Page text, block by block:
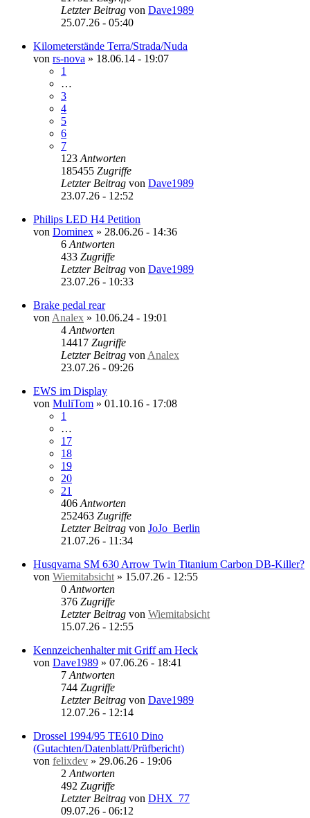
Letzter Beitrag von Dave1989
25.07.26 - 05:40
Kilometerstände Terra/Strada/Nuda
von rs-nova » 18.06.14 - 19:07
1
…
3
4
5
6
7
123 Antworten
185455 Zugriffe
Letzter Beitrag von Dave1989
23.07.26 - 12:52
Philips LED H4 Petition
von Dominex » 28.06.26 - 14:36
6 Antworten
433 Zugriffe
Letzter Beitrag von Dave1989
23.07.26 - 10:33
Brake pedal rear
von Analex » 10.06.24 - 19:01
4 Antworten
14417 Zugriffe
Letzter Beitrag von Analex
23.07.26 - 09:26
EWS im Display
von MuliTom » 01.10.16 - 17:08
1
…
17
18
19
20
21
406 Antworten
252463 Zugriffe
Letzter Beitrag von JoJo_Berlin
21.07.26 - 11:34
Husqvarna SM 630 Arrow Twin Titanium Carbon DB-Killer?
von Wiemitabsicht » 15.07.26 - 12:55
0 Antworten
376 Zugriffe
Letzter Beitrag von Wiemitabsicht
15.07.26 - 12:55
Kennzeichenhalter mit Griff am Heck
von Dave1989 » 07.06.26 - 18:41
7 Antworten
744 Zugriffe
Letzter Beitrag von Dave1989
12.07.26 - 12:14
Drossel 1994/95 TE610 Dino
(Gutachten/Datenblatt/Prüfbericht)
von felixdev » 29.06.26 - 19:06
2 Antworten
492 Zugriffe
Letzter Beitrag von DHX_77
09.07.26 - 06:12